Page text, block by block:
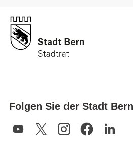
Folgen Sie der Stadt Bern